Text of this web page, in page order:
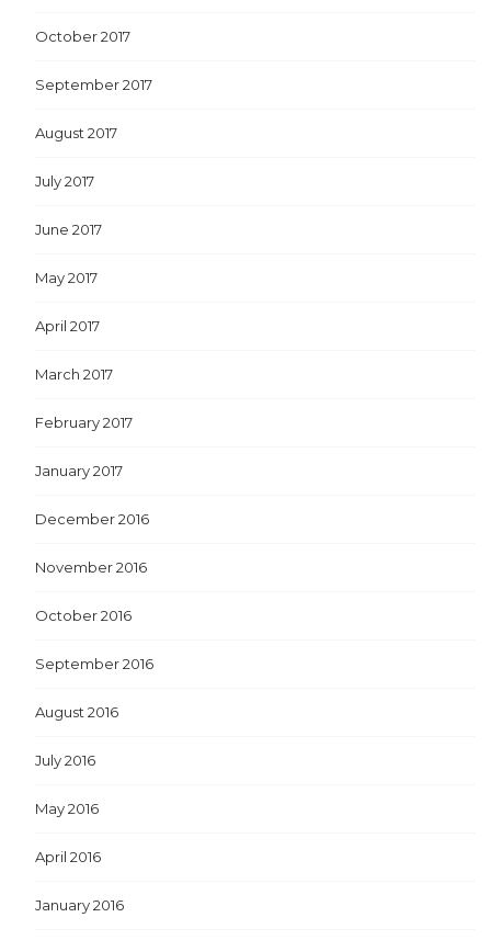
October 2017
September 2017
August 2017
July 2017
June 2017
May 2017
April 2017
March 2017
February 2017
January 2017
December 2016
November 2016
October 2016
September 2016
August 2016
July 2016
May 2016
April 2016
January 2016